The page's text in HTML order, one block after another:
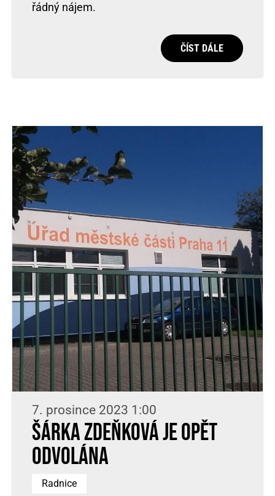
řádný nájem.
ČÍST DÁLE
7. prosince 2023 1:00
Šárka Zdeňková je opět
odvolána
Radnice